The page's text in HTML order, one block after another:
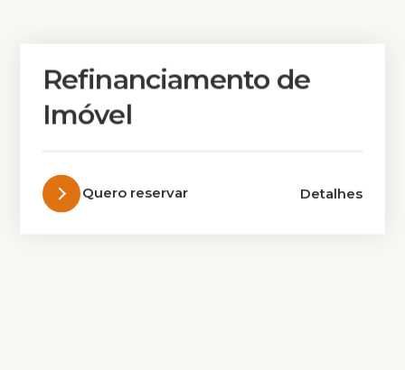
Refinanciamento de
Imóvel
Quero reservar Detalhes